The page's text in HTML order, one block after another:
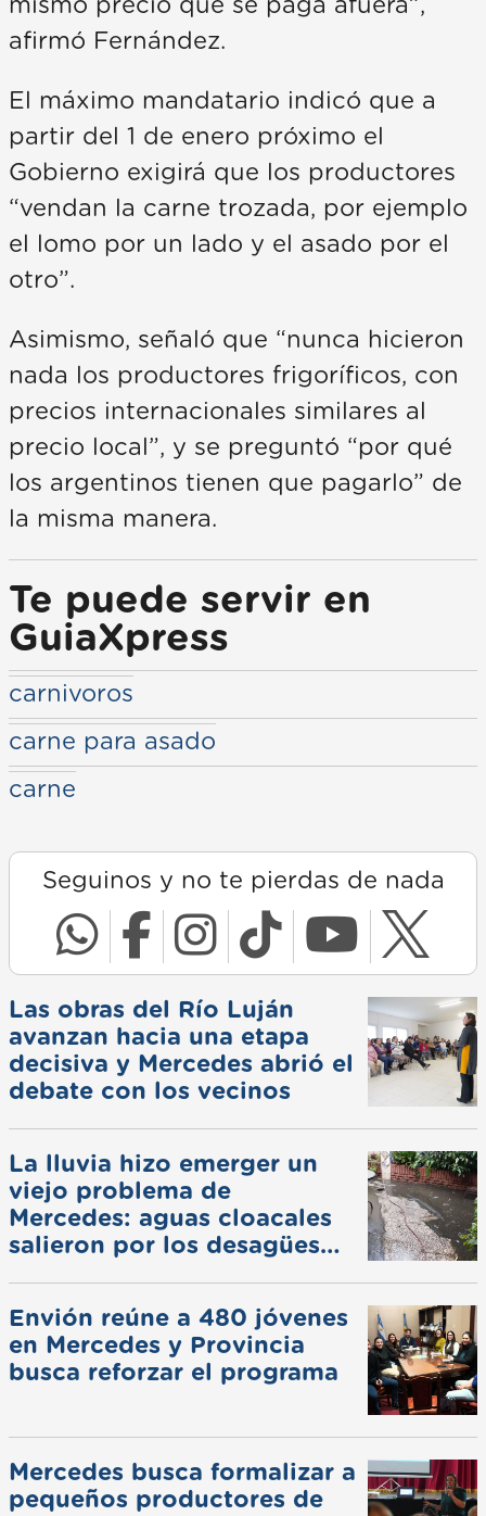
mismo precio que se paga afuera”,
afirmó Fernández.
El máximo mandatario indicó que a
partir del 1 de enero próximo el
Gobierno exigirá que los productores
“vendan la carne trozada, por ejemplo
el lomo por un lado y el asado por el
otro”.
Asimismo, señaló que “nunca hicieron
nada los productores frigoríficos, con
precios internacionales similares al
precio local”, y se preguntó “por qué
los argentinos tienen que pagarlo” de
la misma manera.
Te puede servir en
GuiaXpress
carnivoros
carne para asado
carne
Seguinos y no te pierdas de nada
Las obras del Río Luján
avanzan hacia una etapa
decisiva y Mercedes abrió el
debate con los vecinos
La lluvia hizo emerger un
viejo problema de
Mercedes: aguas cloacales
salieron por los desagües
Envión reúne a 480 jóvenes
en Mercedes y Provincia
busca reforzar el programa
Mercedes busca formalizar a
pequeños productores de